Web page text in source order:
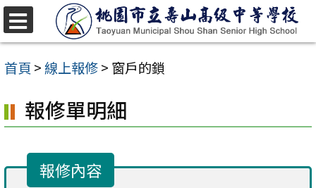
跳
至
主
內
容
首頁 >線上報修> 窗戶的鎖
報修單明細
報修內容
選
單